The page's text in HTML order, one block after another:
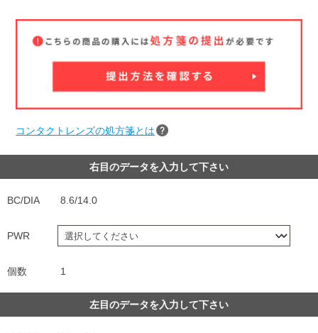
コンタクトレンズの処方箋とは
右目のデータを入力して下さい
BC/DIA 8.6/14.0
PWR
個数 1
左目のデータを入力して下さい